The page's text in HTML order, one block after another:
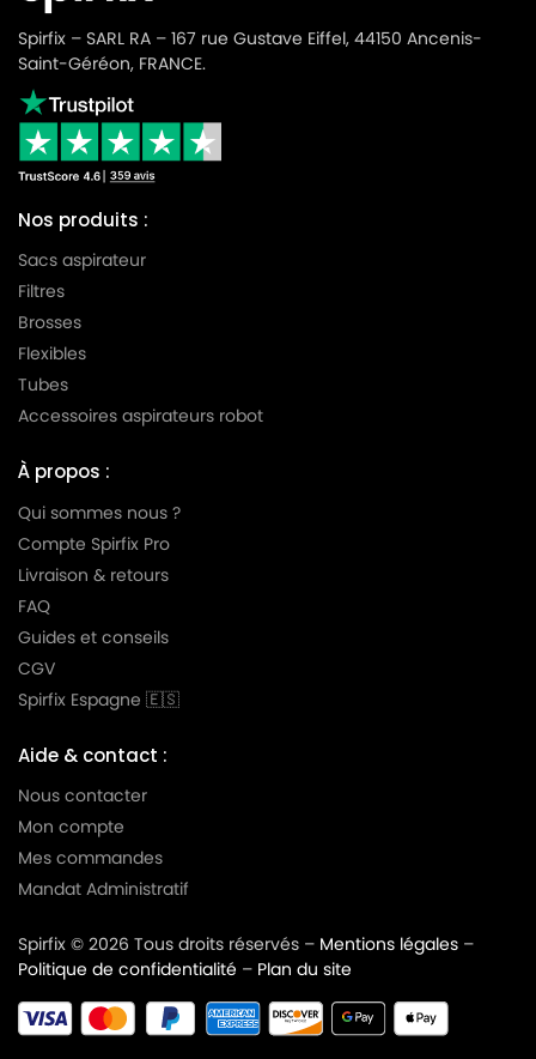
Spirfix – SARL RA – 167 rue Gustave Eiffel, 44150 Ancenis-
Saint-Géréon, FRANCE.
Nos produits :
Sacs aspirateur
Filtres
Brosses
Flexibles
Tubes
Accessoires aspirateurs robot
À propos :
Qui sommes nous ?
Compte Spirfix Pro
Livraison & retours
FAQ
Guides et conseils
CGV
Spirfix Espagne 🇪🇸
Aide & contact :
Nous contacter
Mon compte
Mes commandes
Mandat Administratif
Spirfix © 2026 Tous droits réservés – Mentions légales –
Politique de confidentialité – Plan du site